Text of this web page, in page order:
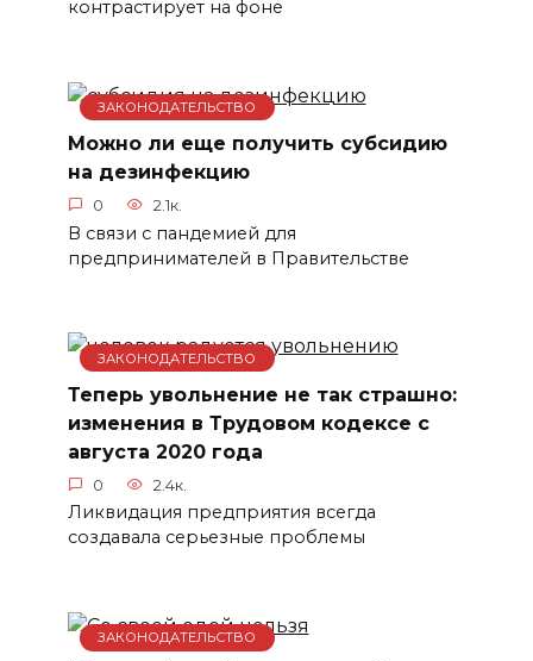
контрастирует на фоне
ЗАКОНОДАТЕЛЬСТВО
Можно ли еще получить субсидию
на дезинфекцию
0 2.1к.
В связи с пандемией для
предпринимателей в Правительстве
ЗАКОНОДАТЕЛЬСТВО
Теперь увольнение не так страшно:
изменения в Трудовом кодексе с
августа 2020 года
0 2.4к.
Ликвидация предприятия всегда
создавала серьезные проблемы
ЗАКОНОДАТЕЛЬСТВО